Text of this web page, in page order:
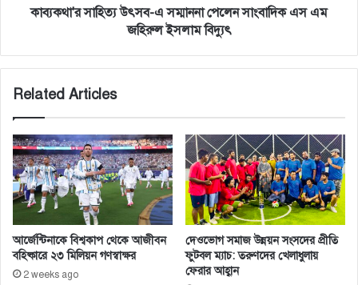
জহিরুলকাব্যকথা'র সাহিত্য উৎসব-এ সম্মাননা পেলেন সাংবাদিক এস এম
জহিরুল ইসলাম বিদ্যুৎ
Related Articles
আর্জেন্টিনাকে বিশ্বকাপ থেকে আজীবন
বহিষ্কারে ২৩ মিলিয়ন গণস্বাক্ষর
2 weeks ago
দেওভোগ সমাজ উন্নয়ন সংসদের প্রীতি
ফুটবল ম্যাচ: তরুণদের খেলাধুলায়
ফেরার আহ্বান